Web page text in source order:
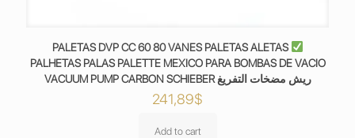
PALETAS DVP CC 60 80 VANES PALETAS ALETAS
PALHETAS PALAS PALETTE MEXICO PARA BOMBAS DE VACIO
VACUUM PUMP CARBON SCHIEBER ريش مضخات التفريغ
241,89$
Add to cart